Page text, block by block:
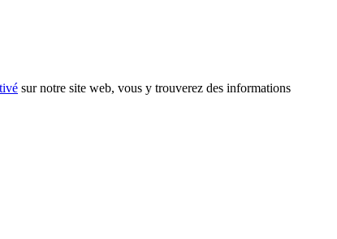
sur notre site web, vous y trouverez des informations